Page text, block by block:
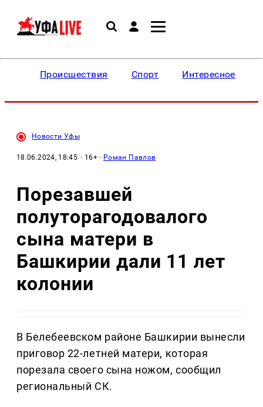
Происшествия Спорт Интересное
Новости Уфы
18.06.2024, 18:45 · 16+ · Роман Павлов
Порезавшей
полуторагодовалого
сына матери в
Башкирии дали 11 лет
колонии
В Белебеевском районе Башкирии вынесли
приговор 22-летней матери, которая
порезала своего сына ножом, сообщил
региональный СК.